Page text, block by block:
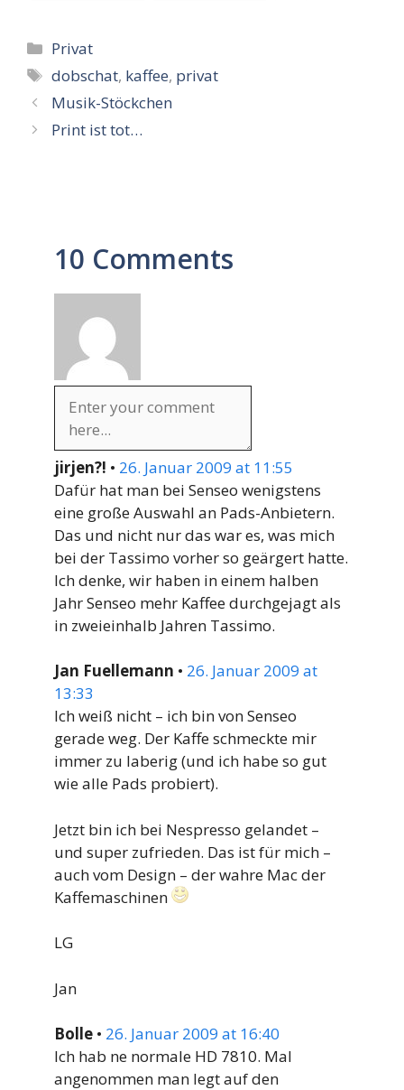
Kategorien
Privat
Schlagwörter
dobschat, kaffee, privat
Musik-Stöckchen
Print ist tot…
10 Comments
jirjen?! • 26. Januar 2009 at 11:55
Dafür hat man bei Senseo wenigstens
eine große Auswahl an Pads-Anbietern.
Das und nicht nur das war es, was mich
bei der Tassimo vorher so geärgert hatte.
Ich denke, wir haben in einem halben
Jahr Senseo mehr Kaffee durchgejagt als
in zweieinhalb Jahren Tassimo.
Jan Fuellemann • 26. Januar 2009 at
13:33
Ich weiß nicht – ich bin von Senseo
gerade weg. Der Kaffe schmeckte mir
immer zu laberig (und ich habe so gut
wie alle Pads probiert).
Jetzt bin ich bei Nespresso gelandet –
und super zufrieden. Das ist für mich –
auch vom Design – der wahre Mac der
Kaffemaschinen
LG
Jan
Bolle • 26. Januar 2009 at 16:40
Ich hab ne normale HD 7810. Mal
angenommen man legt auf den